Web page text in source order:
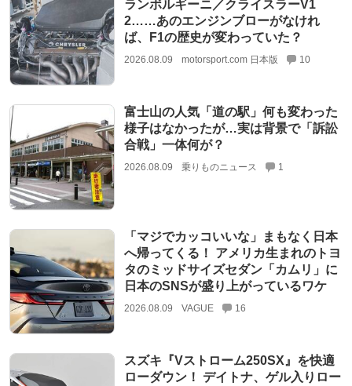
ランボルギーニ／クライスラーV1
2……あのエンジンブローがなけれ
ば、F1の歴史が変わっていた？
2026.08.09 motorsport.com 日本版 10
富士山の人気「道の駅」何も変わった
様子はなかったが…実は背景で「訴訟
合戦」一体何が？
2026.08.09 乗りものニュース 1
「マジでカッコいいな」まもなく日本
へ帰ってくる！ アメリカ生まれのトヨ
タのミッドサイズセダン「カムリ」に
日本のSNSが盛り上がっているワケ
2026.08.09 VAGUE 16
スズキ『Vストローム250SX』を快適
ローダウン！ デイトナ、ゲル入りロー